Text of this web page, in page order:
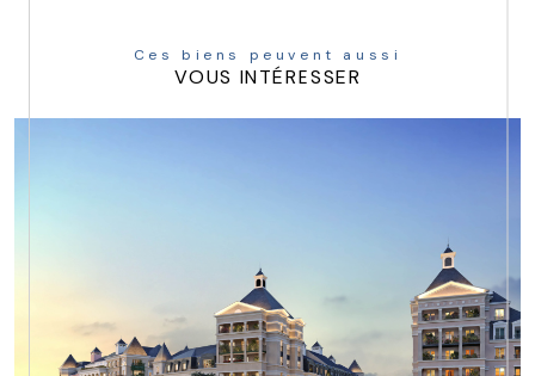
Ces biens peuvent aussi
VOUS INTÉRESSER